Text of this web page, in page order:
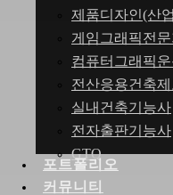
제품디자인(산
게임그래픽전
컴퓨터그래픽
전산응용건축
실내건축기능사
전자출판기능사
GTQ
포트폴리오
커뮤니티